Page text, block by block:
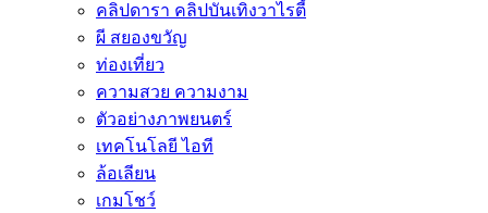
คลิปดารา คลิปบันเทิงวาไรตี้
ผี สยองขวัญ
ท่องเที่ยว
ความสวย ความงาม
ตัวอย่างภาพยนตร์
เทคโนโลยี ไอที
ล้อเลียน
เกมโชว์